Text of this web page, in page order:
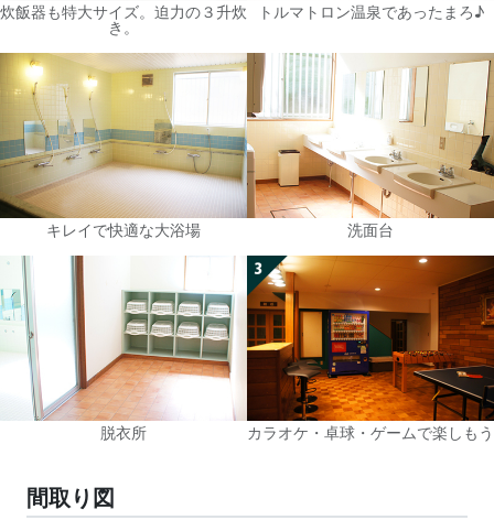
炊飯器も特大サイズ。迫力の３升炊
き。
トルマトロン温泉であったまろ♪
キレイで快適な大浴場 洗面台
脱衣所 カラオケ・卓球・ゲームで楽しもう
間取り図